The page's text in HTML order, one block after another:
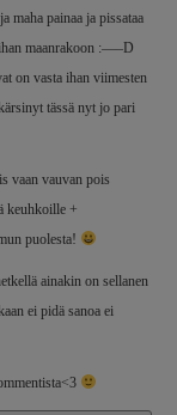
maha painaa ja pissataa
maanrakoon :—–D
on vasta ihan viimesten
tässä nyt jo pari
vaan vauvan pois
keuhkoille +
puolesta!
ainakin on sellanen
ei pidä sanoa ei